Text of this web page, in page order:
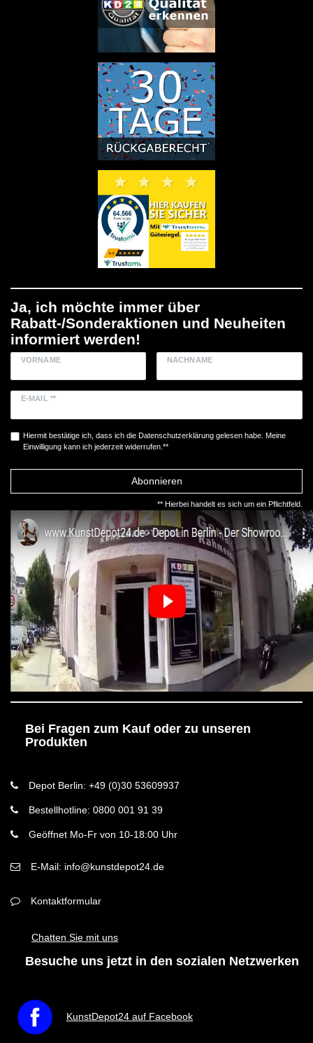
Ja, ich möchte immer über
Rabatt-/Sonderaktionen und Neuheiten
informiert werden!
VORNAME NACHNAME
E-MAIL **
Hiermit bestätige ich, dass ich die Daten­schutz­erklärunggelesen habe. Meine
Einwilligung kann ich jederzeit widerrufen.**
Abonnieren
** Hierbei handelt es sich um ein Pflichtfeld.
Bei Fragen zum Kauf oder zu unseren
Produkten
Depot Berlin: +49 (0)30 53609937
Bestellhotline: 0800 001 91 39
Geöffnet Mo-Fr von 10-18:00 Uhr
E-Mail: info@kunstdepot24.de
Kontaktformular
Chatten Sie mit uns
Besuche uns jetzt in den sozialen Netzwerken
KunstDepot24 auf Facebook